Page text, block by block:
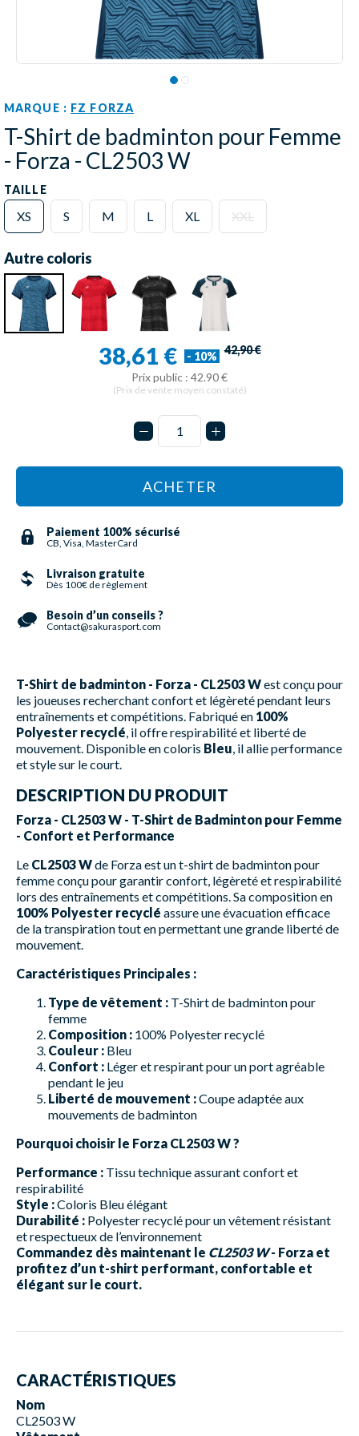
MARQUE : FZ FORZA
T-Shirt de badminton pour Femme
- Forza - CL2503 W
TAILLE
XS S M L XL XXL
Autre coloris
38,61 € - 10% 42,90 €
Prix public : 42.90 €
(Prix de vente moyen constaté)
ACHETER
Paiement 100% sécurisé
CB, Visa, MasterCard
Livraison gratuite
Dès 100€ de règlement
Besoin d’un conseils ?
Contact@sakurasport.com
T-Shirt de badminton - Forza - CL2503 West conçu pour
les joueuses recherchant confort et légèreté pendant leurs
entraînements et compétitions. Fabriqué en 100%
Polyester recyclé , il offre respirabilité et liberté de
mouvement. Disponible en coloris Bleu , il allie performance
et style sur le court.
DESCRIPTION DU PRODUIT
Forza - CL2503 W - T-Shirt de Badminton pour Femme
- Confort et Performance
Le CL2503 Wde Forza est un t-shirt de badminton pour
femme conçu pour garantir confort, légèreté et respirabilité
lors des entraînements et compétitions. Sa composition en
100% Polyester recyclé assure une évacuation efficace
de la transpiration tout en permettant une grande liberté de
mouvement.
Caractéristiques Principales :
Type de vêtement : T-Shirt de badminton pour
femme
Composition : 100% Polyester recyclé
Couleur : Bleu
Confort : Léger et respirant pour un port agréable
pendant le jeu
Liberté de mouvement :Coupe adaptée aux
mouvements de badminton
Pourquoi choisir le Forza CL2503 W ?
Performance : Tissu technique assurant confort et
respirabilité
Style :Coloris Bleu élégant
Durabilité : Polyester recyclé pour un vêtement résistant
et respectueux de l’environnement
Commandez dès maintenant le CL2503 W- Forza et
profitez d’un t-shirt performant, confortable et
élégant sur le court.
CARACTÉRISTIQUES
Nom
CL2503 W